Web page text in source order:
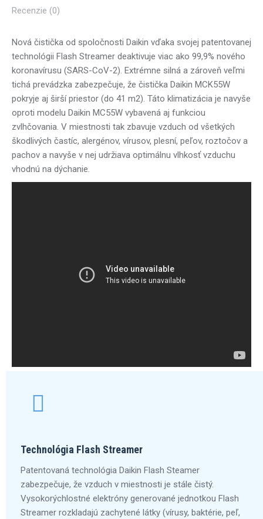
Recenzie (0)
Nová čistička od spoločnosti Daikin vďaka svojej patentovanej
technológii Flash Streamer deaktivuje viac ako 99,9% nového
koronavírusu (SARS-CoV-2). Extrémne silná a zároveň veľmi
tichá prevádzka zabezpečuje, že čistička Daikin MCK55W
pokryje aj širší priestor (do 41 m2). Táto klimatizácia je navyše
oproti modelu Daikin MC55W vybavená aj funkciou
zvlhčovania. V miestnosti tak zbavuje vzduch od všetkých
škodlivých častíc, alergénov, vírusov, plesní, peľov, roztočov a
pachov a navyše v nej udržiava optimálnu vlhkosť vzduchu
vhodnú na dýchanie.
Technológia Flash Streamer
Patentovaná technológia Daikin Flash Steamer
zabezpečuje, že vzduch v miestnosti je stále čistý.
Vysokorýchlostné elektróny generované jednotkou Flash
Streamer rozkladajú zachytené látky (vírusy, baktérie, peľ,